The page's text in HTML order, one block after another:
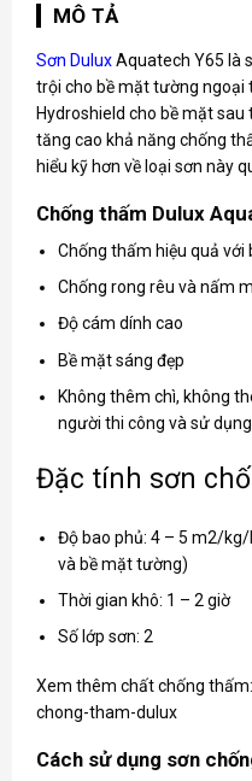
MÔ TẢ
Sơn DuluxAquatech Y65 là
trội cho bề mặt tường ngoại
Hydroshield cho bề mặt
tăng cao khả năng chống
hiểu kỹ hơn về loại sơn này
Chống thấm Dulux
Chống thấm hiệu quả với
Chống rong rêu và nấm
Độ cám dính cao
Bề mặt sáng đẹp
Không thêm chì, không
người thi công và sử
Đặc tính sơn
Độ bao phủ: 4 – 5 m2/
và bề mặt tường)
Thời gian khô: 1 – 2 giờ
Số lớp sơn: 2
Xem thêm chất chống thấm:
chong-tham-dulux
Cách sử dụng sơn